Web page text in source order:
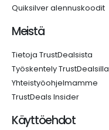
Quiksilver alennuskoodit
Meistä
Tietoja TrustDealsista
Työskentely TrustDealsilla
Yhteistyöohjelmamme
TrustDeals Insider
Käyttöehdot